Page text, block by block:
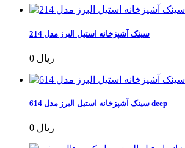
سینک آشپزخانه استیل البرز مدل 214
0 ریال
سینک آشپزخانه استیل البرز مدل 614 deep
0 ریال